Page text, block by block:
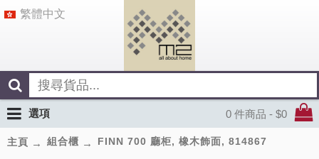
繁體中文
0 件商品 - $0
選項
主頁 組合櫃 FINN 700 廳柜, 橡木飾面, 814867